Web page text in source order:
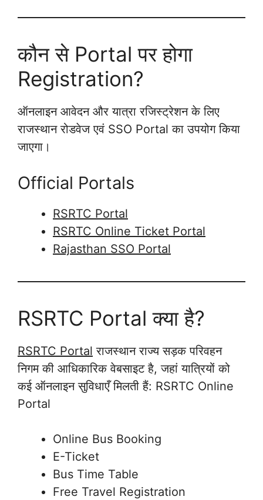
कौन से Portal पर होगा
Registration?
ऑनलाइन आवेदन और यात्रा रजिस्ट्रेशन के लिए
राजस्थान रोडवेज एवं SSO Portal का उपयोग किया
जाएगा।
Official Portals
RSRTC Portal
RSRTC Online Ticket Portal
Rajasthan SSO Portal
RSRTC Portal क्या है?
RSRTC Portal राजस्थान राज्य सड़क परिवहन
निगम की आधिकारिक वेबसाइट है, जहां यात्रियों को
कई ऑनलाइन सुविधाएँ मिलती हैं: RSRTC Online
Portal
Online Bus Booking
E-Ticket
Bus Time Table
Free Travel Registration